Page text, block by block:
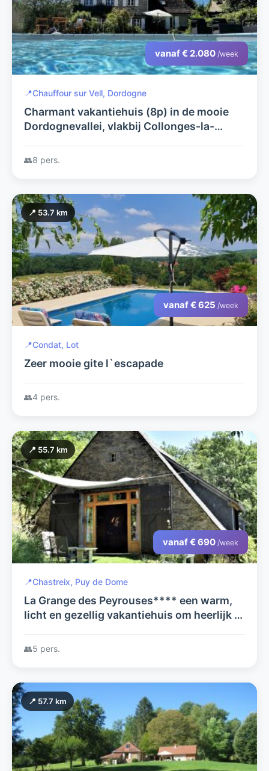
vanaf € 2.080 /week
📍Chauffour sur Vell, Dordogne
Charmant vakantiehuis (8p) in de mooie
Dordognevallei, vlakbij Collonges-la-
👥8 pers.
📍 53.7 km
vanaf € 625 /week
📍Condat, Lot
Zeer mooie gite l`escapade
👥4 pers.
📍 55.7 km
vanaf € 690 /week
📍Chastreix, Puy de Dome
La Grange des Peyrouses**** een warm,
licht en gezellig vakantiehuis om heerlijk te
de Auvergne te verkennen.
👥5 pers.
📍 57.7 km